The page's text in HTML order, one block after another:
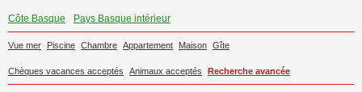
Côte Basque Pays Basque intérieur
Vue mer Piscine Chambre Appartement Maison Gîte
Chèques vacances acceptés Animaux acceptés Recherche avancée